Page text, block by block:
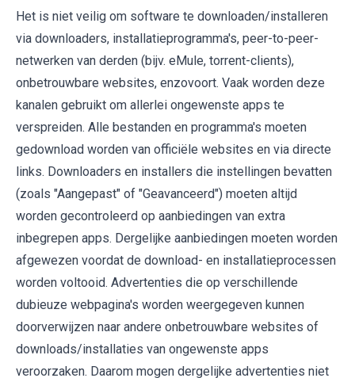
Het is niet veilig om software te downloaden/installeren
via downloaders, installatieprogramma's, peer-to-peer-
netwerken van derden (bijv. eMule, torrent-clients),
onbetrouwbare websites, enzovoort. Vaak worden deze
kanalen gebruikt om allerlei ongewenste apps te
verspreiden. Alle bestanden en programma's moeten
gedownload worden van officiële websites en via directe
links. Downloaders en installers die instellingen bevatten
(zoals "Aangepast" of "Geavanceerd") moeten altijd
worden gecontroleerd op aanbiedingen van extra
inbegrepen apps. Dergelijke aanbiedingen moeten worden
afgewezen voordat de download- en installatieprocessen
worden voltooid. Advertenties die op verschillende
dubieuze webpagina's worden weergegeven kunnen
doorverwijzen naar andere onbetrouwbare websites of
downloads/installaties van ongewenste apps
veroorzaken. Daarom mogen dergelijke advertenties niet